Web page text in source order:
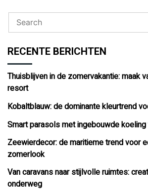
RECENTE BERICHTEN
Thuisblijven in de zomervakantie: maak
resort
Kobaltblauw: de dominante kleurtrend
Smart parasols met ingebouwde
Zeewierdecor: de maritieme trend voor
zomerlook
Van caravans naar stijlvolle ruimtes:
onderweg